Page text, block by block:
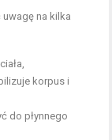
na kilka
korpus i
do płynnego